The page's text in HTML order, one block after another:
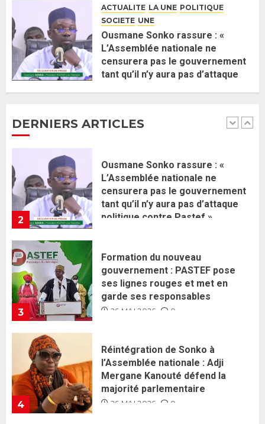
ACTUALITE LA UNE POLITIQUE
SOCIETE UNE
Ousmane Sonko rassure : «
L’Assemblée nationale ne
censurera pas le gouvernement
tant qu’il n’y aura pas d’attaque
DERNIERS ARTICLES
1
une équipe de mission de 30
membres
2 JUIN 2026 0
2
Ousmane Sonko rassure : «
politique contre Pastef »
3
Formation du nouveau
gouvernement : PASTEF pose
ses lignes rouges et met en
garde ses responsables
26 MAI 2026 0
4
Réintégration de Sonko à
l’Assemblée nationale : Adji
Mergane Kanouté défend la
majorité parlementaire
26 MAI 2026 0
5
Guy Marius Sagna inquiet après la
nomination d’Al Aminou Lo : «
J’espère me tromper »
26 MAI 2026 0